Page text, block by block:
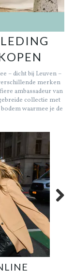
– dicht bij Leuven –
merken
ambassadeur van
collectie met
waarmee je de